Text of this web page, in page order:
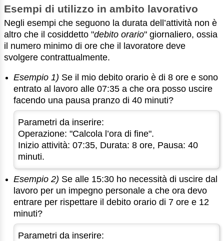
Esempi di utilizzo in ambito lavorativo
Negli esempi che seguono la durata dell’attività non è
altro che il cosiddetto "debito orario" giornaliero, ossia
il numero minimo di ore che il lavoratore deve
svolgere contrattualmente.
Esempio 1) Se il mio debito orario è di 8 ore e sono
entrato al lavoro alle 07:35 a che ora posso uscire
facendo una pausa pranzo di 40 minuti?
Parametri da inserire:
Operazione: "Calcola l’ora di fine".
Inizio attività: 07:35, Durata: 8 ore, Pausa: 40
minuti.
Esempio 2) Se alle 15:30 ho necessità di uscire dal
lavoro per un impegno personale a che ora devo
entrare per rispettare il debito orario di 7 ore e 12
minuti?
Parametri da inserire: